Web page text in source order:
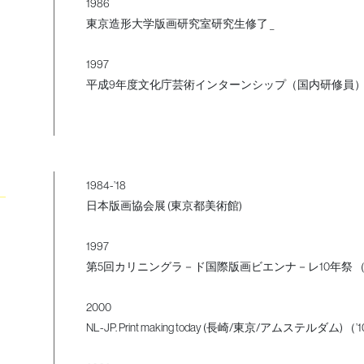
1986
東京造形大学版画研究室研究生修了 _
1997
平成9年度文化庁芸術インターンシップ（国内研修員）
1984-’18
日本版画協会展 (東京都美術館)
1997
第5回カリニングラ－ド国際版画ビエンナ－レ10年祭 （
2000
NL-JP. Print making today (長崎/東京/アムステルダム) （